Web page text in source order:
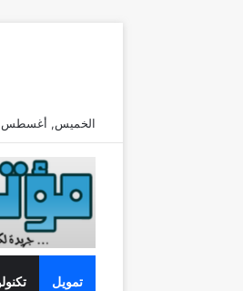
الخميس, أغسطس 6 2026
تمويل